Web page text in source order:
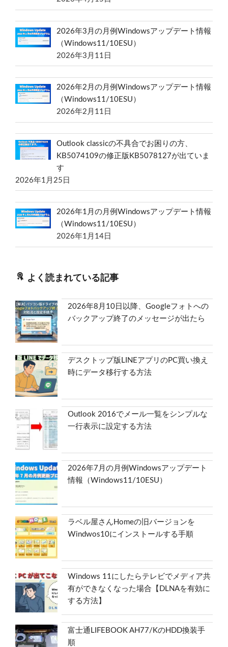
2026年3月の月例Windowsアップデート情報
（Windows11/10ESU）
2026年3月11日
2026年2月の月例Windowsアップデート情報
（Windows11/10ESU）
2026年2月11日
Outlook classicの不具合でお困りの方、
KB5074109の修正版KB5078127が出ていま
す
2026年1月25日
2026年1月の月例Windowsアップデート情報
（Windows11/10ESU）
2026年1月14日
よく読まれている記事
2026年8月10日以降、Googleフォトへの
バックアップ終了のメッセージが出たら
デスクトップ版LINEアプリのPC買い換え
時にデータ移行する方法
Outlook 2016でメール一覧をシンプルな
一行表示に設定する方法
2026年7月の月例Windowsアップデート
情報（Windows11/10ESU）
ラベル屋さんHomeの旧バージョンを
Windwos10にインストールする手順
Windows 11にしたらテレビでメディア共
有ができなくなった場合【DLNAを有効に
する方法】
富士通LIFEBOOK AH77/KのHDD換装手
順